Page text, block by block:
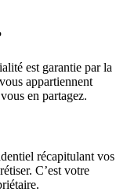
est garantie par la
appartiennent
en partagez.
récapitulant vos
C’est votre